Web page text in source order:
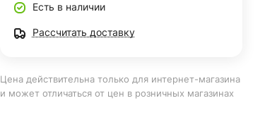
Есть в наличии
Рассчитать доставку
Цена действительна только для интернет-магазина
и может отличаться от цен в розничных магазинах